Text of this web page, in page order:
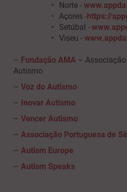
Norte -
Açores -https://
Setúbal -
Viseu -
– Fundação AMA –
Autismo
– Voz do Autismo
–
Inovar Autismo
– Vencer Autismo
– Associação Portuguesa de
– Autism Europe
– Autism Speaks